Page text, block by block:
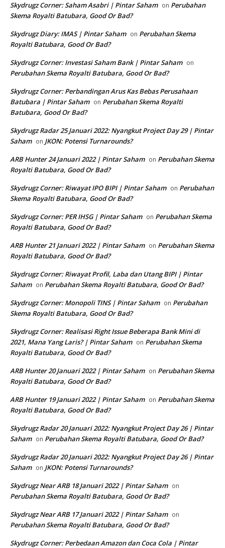
Skydrugz Corner: Saham Asabri | Pintar Saham on Perubahan
Skema Royalti Batubara, Good Or Bad?
Skydrugz Diary: IMAS | Pintar Saham on Perubahan Skema
Royalti Batubara, Good Or Bad?
Skydrugz Corner: Investasi Saham Bank | Pintar Saham on
Perubahan Skema Royalti Batubara, Good Or Bad?
Skydrugz Corner: Perbandingan Arus Kas Bebas Perusahaan
Batubara | Pintar Saham on Perubahan Skema Royalti
Batubara, Good Or Bad?
Skydrugz Radar 25 Januari 2022: Nyangkut Project Day 29 | Pintar
Saham on JKON: Potensi Turnarounds?
ARB Hunter 24 Januari 2022 | Pintar Saham on Perubahan Skema
Royalti Batubara, Good Or Bad?
Skydrugz Corner: Riwayat IPO BIPI | Pintar Saham on Perubahan
Skema Royalti Batubara, Good Or Bad?
Skydrugz Corner: PER IHSG | Pintar Saham on Perubahan Skema
Royalti Batubara, Good Or Bad?
ARB Hunter 21 Januari 2022 | Pintar Saham on Perubahan Skema
Royalti Batubara, Good Or Bad?
Skydrugz Corner: Riwayat Profil, Laba dan Utang BIPI | Pintar
Saham on Perubahan Skema Royalti Batubara, Good Or Bad?
Skydrugz Corner: Monopoli TINS | Pintar Saham on Perubahan
Skema Royalti Batubara, Good Or Bad?
Skydrugz Corner: Realisasi Right Issue Beberapa Bank Mini di
2021, Mana Yang Laris? | Pintar Saham on Perubahan Skema
Royalti Batubara, Good Or Bad?
ARB Hunter 20 Januari 2022 | Pintar Saham on Perubahan Skema
Royalti Batubara, Good Or Bad?
ARB Hunter 19 Januari 2022 | Pintar Saham on Perubahan Skema
Royalti Batubara, Good Or Bad?
Skydrugz Radar 20 Januari 2022: Nyangkut Project Day 26 | Pintar
Saham on Perubahan Skema Royalti Batubara, Good Or Bad?
Skydrugz Radar 20 Januari 2022: Nyangkut Project Day 26 | Pintar
Saham on JKON: Potensi Turnarounds?
Skydrugz Near ARB 18 Januari 2022 | Pintar Saham on
Perubahan Skema Royalti Batubara, Good Or Bad?
Skydrugz Near ARB 17 Januari 2022 | Pintar Saham on
Perubahan Skema Royalti Batubara, Good Or Bad?
Skydrugz Corner: Perbedaan Amazon dan Coca Cola | Pintar